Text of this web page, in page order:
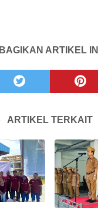
BAGIKAN ARTIKEL INI
ARTIKEL TERKAIT